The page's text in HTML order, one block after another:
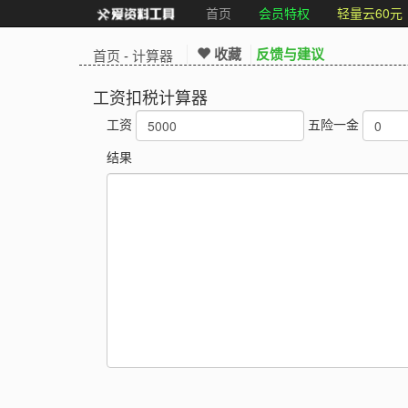
首页 会员特权 轻量云60元
首页 -计算器 收藏 反馈与建议
工资扣税计算器
工资
五险一金
结果